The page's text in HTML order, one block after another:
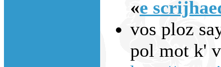
«e
vos ploz
pol mot k'